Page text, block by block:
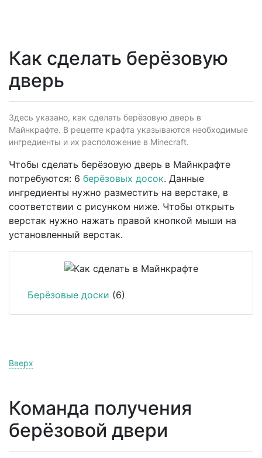
Как сделать берёзовую
дверь
Здесь указано, как сделать берёзовую дверь в
Майнкрафте. В рецепте крафта указываются необходимые
ингредиенты и их расположение в Minecraft.
Чтобы сделать берёзовую дверь в Майнкрафте
потребуются: 6 берёзовых досок. Данные
ингредиенты нужно разместить на верстаке, в
соответствии с рисунком ниже. Чтобы открыть
верстак нужно нажать правой кнопкой мыши на
установленный верстак.
Берёзовые доски (6)
Вверх
Команда получения
берёзовой двери